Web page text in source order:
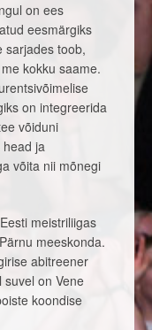
on ees
eesmärgiks
sarjades toob,
kokku saame.
on integreerida
võiduni
head ja
võita nii mõnegi
meistriliigas
meeskonda.
abitreener
suvel on Vene
koondise